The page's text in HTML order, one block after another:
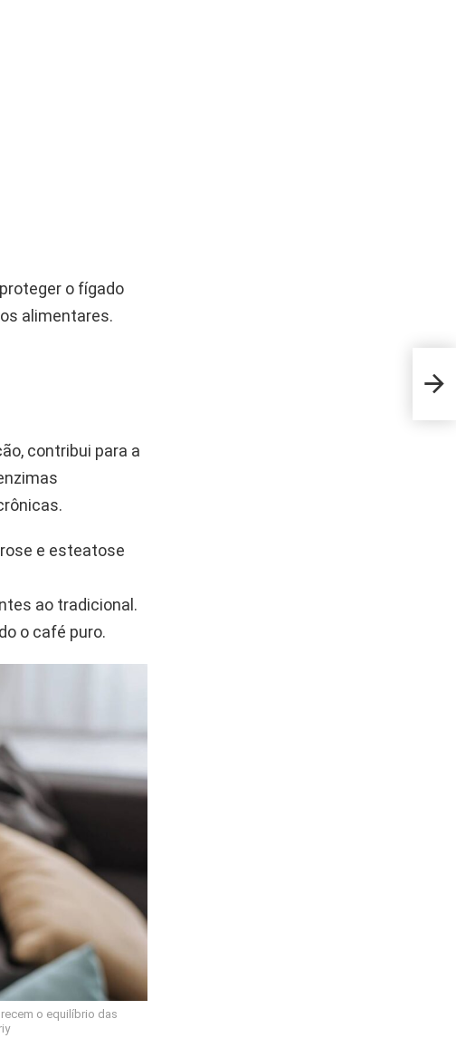
o fígado
alimentares.
contribui para a
e esteatose
ao tradicional.
o café puro.
o equilíbrio das
A